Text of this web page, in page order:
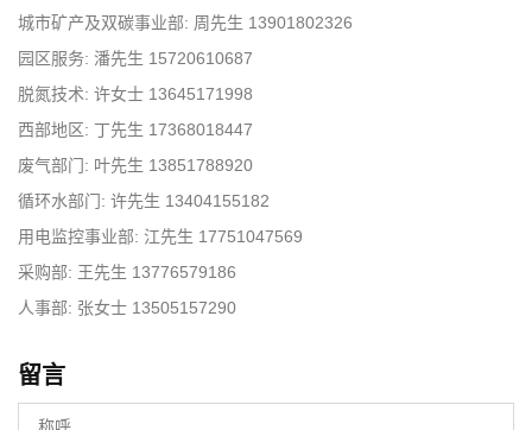
城市矿产及双碳事业部: 周先生 13901802326
园区服务: 潘先生 15720610687
脱氮技术: 许女士 13645171998
西部地区: 丁先生 17368018447
废气部门: 叶先生 13851788920
循环水部门: 许先生 13404155182
用电监控事业部: 江先生 17751047569
采购部: 王先生 13776579186
人事部: 张女士 13505157290
留言